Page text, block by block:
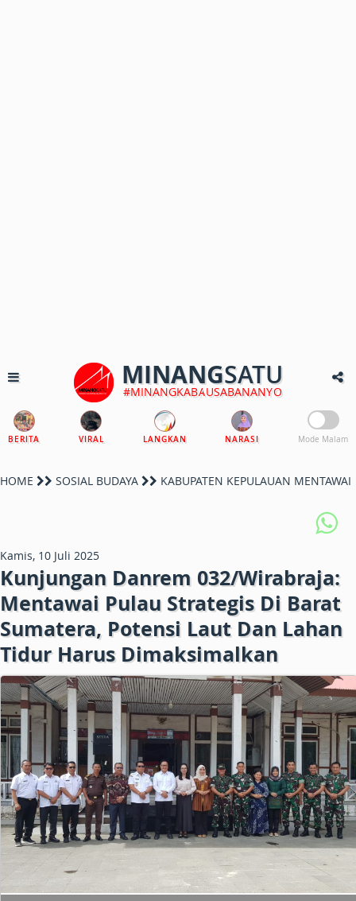
MINANGSATU
#MINANGKABAUSABANANYO
BERITA VIRAL LANGKAN NARASI Mode Malam
HOME SOSIAL BUDAYA KABUPATEN KEPULAUAN MENTAWAI
Kamis, 10 Juli 2025
Kunjungan Danrem 032/Wirabraja:
Mentawai Pulau Strategis Di Barat
Sumatera, Potensi Laut Dan Lahan
Tidur Harus Dimaksimalkan